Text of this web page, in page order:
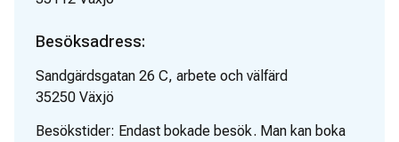
Besöksadress:
Sandgärdsgatan 26 C, arbete och välfärd
35250 Växjö
Besökstider: Endast bokade besök. Man kan boka